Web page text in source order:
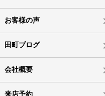
お客様の声
田町ブログ
会社概要
来店予約